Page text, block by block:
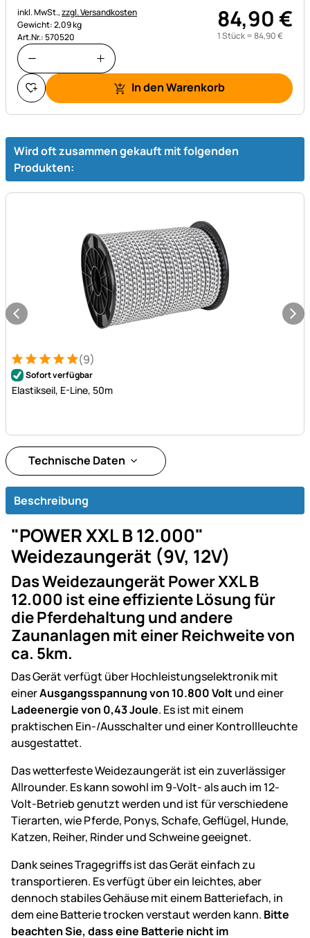
Steuerhinweis:
inkl. MwSt.,zzgl. Versandkosten
Gewicht: 2,09 kg
Art.Nr.: 570520
84,90€
1 Stück =84,90€
In den Warenkorb
Wird oft zusammen gekauft mit folgenden
Produkten:
Bewertung: 5 von 5 (9 Bewertungen)
9 Bewertungen
(9)
Sofort verfügbar
Elastikseil, E-Line, 50m
Technische Daten
Beschreibung
"POWER XXL B 12.000"
Weidezaungerät (9V, 12V)
Das Weidezaungerät Power XXL B
12.000 ist eine effiziente Lösung für
die Pferdehaltung und andere
Zaunanlagen mit einer Reichweite von
ca. 5km.
Das Gerät verfügt über Hochleistungselektronik mit
einerAusgangsspannung von 10.800 Voltund einer
Ladeenergie von 0,43 Joule. Es ist mit einem
praktischen Ein-/Ausschalter und einer Kontrollleuchte
ausgestattet.
Das wetterfeste Weidezaungerät ist ein zuverlässiger
Allrounder. Es kann sowohl im 9-Volt- als auch im 12-
Volt-Betrieb genutzt werden und ist für verschiedene
Tierarten, wie Pferde, Ponys, Schafe, Geflügel, Hunde,
Katzen, Reiher, Rinder und Schweine geeignet.
Dank seines Tragegriffs ist das Gerät einfach zu
transportieren. Es verfügt über ein leichtes, aber
dennoch stabiles Gehäuse mit einem Batteriefach, in
dem eine Batterie trocken verstaut werden kann. Bitte
beachten Sie, dass eine Batterie nicht im